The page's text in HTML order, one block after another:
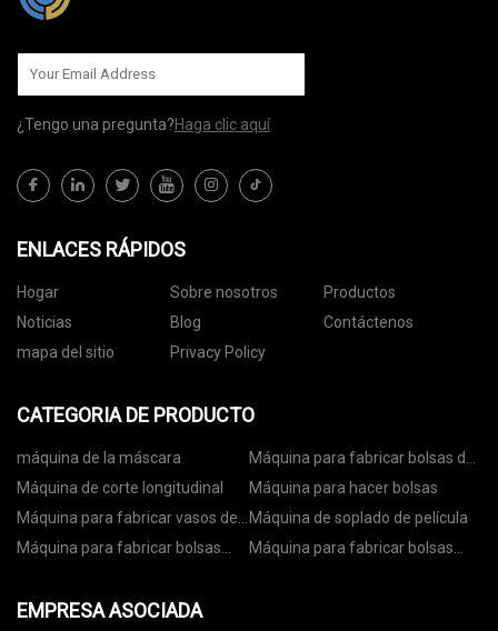
¿Tengo una pregunta?Haga clic aquí
ENLACES RÁPIDOS
Hogar Sobre nosotros
Productos
Noticias
Blog
Contáctenos
mapa del sitio
Privacy Policy
CATEGORIA DE PRODUCTO
máquina de la máscara
Máquina para fabricar bolsas de
papel
Máquina de corte longitudinal
Máquina para hacer bolsas
Máquina para fabricar vasos de
papel
Máquina de soplado de película
Máquina para fabricar bolsas
Máquina para fabricar bolsas
EMPRESA ASOCIADA